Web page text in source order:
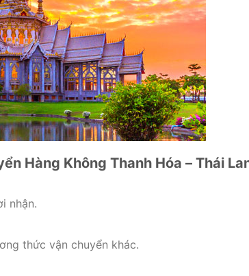
Hàng Không Thanh Hóa – Thái
nhận.
thức vận chuyển khác.